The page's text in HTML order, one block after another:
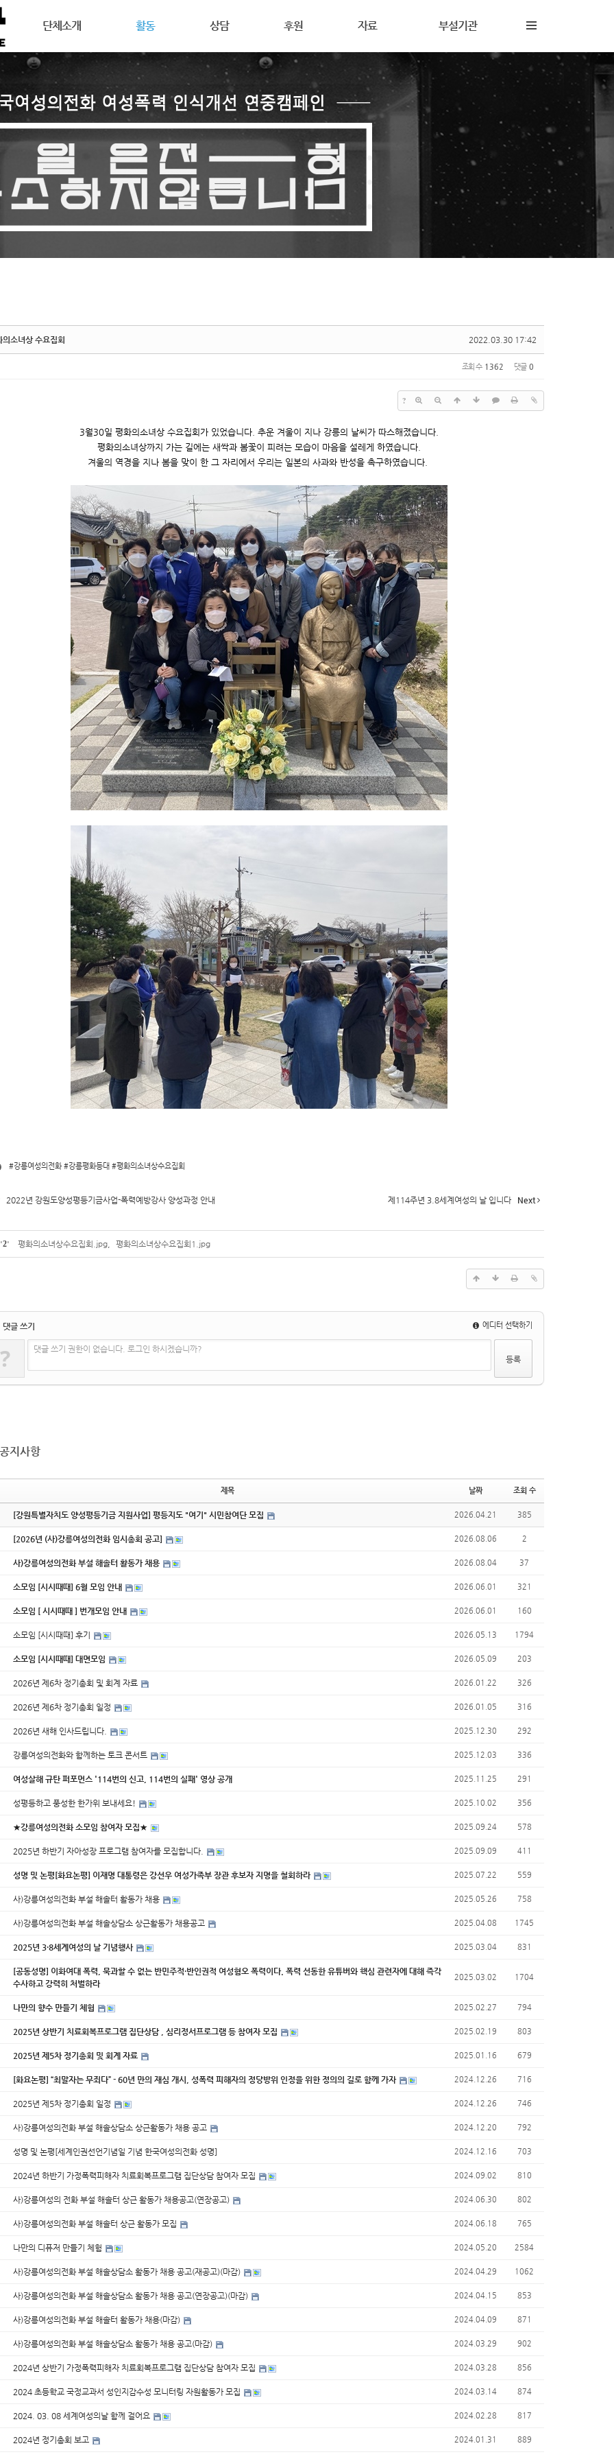
단체소개
강릉여성의전화는
목표
조직도
오시는길
활동
캠페인
상담
상담안내
여성주의상담이란
온라인 상담
후원
후원안내
회원활동
자원활동
자료
재정보고
갤러리
부설기관
해솔상담소
2022.03.30 17:42
의소녀상 수요집회
조회 수 1362 댓글 0
?
3월30일 평화의소녀상 수요집회가 있었습니다. 추운 겨울이 지나 강릉의 날씨가 따스해졌습니다.
평화의소녀상까지 가는 길에는 새싹과 봄꽃이 피려는 모습이 마음을 설레게 하였습니다.
겨울의 역경을 지나 봄을 맞이 한 그 자리에서 우리는 일본의 사과와 반성을 촉구하였습니다.
#강릉여성의전화 #강릉평화등대 #평화의소녀상수요집회
2022년 강원도양성평등기금사업-폭력예방강사 양성과정 안내 제114주년 3.8세계여성의 날 입니다 Next
'2' 평화의소녀상수요집회.jpg, 평화의소녀상수요집회1.jpg
댓글 쓰기 에디터 선택하기
? 댓글 쓰기 권한이 없습니다. 로그인 하시겠습니까?
공지사항
제목 날짜 조회 수
[강원특별자치도 양성평등기금 지원사업] 평등지도 "여기" 시민참여단 모집 2026.04.21 385
[2026년 (사)강릉여성의전화 임시총회 공고] 2026.08.06 2
사)강릉여성의전화 부설 해솔터 활동가 채용 2026.08.04 37
소모임 [시시때때] 6월 모임 안내 2026.06.01 321
소모임 [ 시시때때 ] 번개모임 안내 2026.06.01 160
소모임 [시시때때] 후기 2026.05.13 1794
소모임 [시시때때] 대면모임 2026.05.09 203
2026년 제6차 정기총회 및 회계 자료 2026.01.22 326
2026년 제6차 정기총회 일정 2026.01.05 316
2026년 새해 인사드립니다. 2025.12.30 292
강릉여성의전화와 함께하는 토크 콘서트 2025.12.03 336
여성살해 규탄 퍼포먼스 '114번의 신고, 114번의 실패' 영상 공개 2025.11.25 291
성평등하고 풍성한 한가위 보내세요! 2025.10.02 356
★강릉여성의전화 소모임 참여자 모집★ 2025.09.24 578
2025년 하반기 자아성장 프로그램 참여자를 모집합니다. 2025.09.09 411
성명 및 논평[화요논평] 이재명 대통령은 강선우 여성가족부 장관 후보자 지명을 철회하라 2025.07.22 559
사)강릉여성의전화 부설 해솔터 활동가 채용 2025.05.26 758
사)강릉여성의전화 부설 해솔상담소 상근활동가 채용공고 2025.04.08 1745
2025년 3·8세계여성의 날 기념행사 2025.03.04 831
[공동성명] 이화여대 폭력, 묵과할 수 없는 반민주적·반인권적 여성혐오 폭력이다. 폭력 선동한 유튜버와 핵심 관련자에 대해 즉각
수사하고 강력히 처벌하라
2025.03.02 1704
나만의 향수 만들기 체험 2025.02.27 794
2025년 상반기 치료회복프로그램 집단상담 , 심리정서프로그램 등 참여자 모집 2025.02.19 803
2025년 제5차 정기총회 및 회계 자료 2025.01.16 679
[화요논평] “최말자는 무죄다” - 60년 만의 재심 개시, 성폭력 피해자의 정당방위 인정을 위한 정의의 길로 함께 가자 2024.12.26 716
2025년 제5차 정기총회 일정 2024.12.26 746
사)강릉여성의전화 부설 해솔상담소 상근활동가 채용 공고 2024.12.20 792
성명 및 논평[세계인권선언기념일 기념 한국여성의전화 성명] 2024.12.16 703
2024년 하반기 가정폭력피해자 치료회복프로그램 집단상담 참여자 모집 2024.09.02 810
사)강릉여성의 전화 부설 해솔터 상근 활동가 채용공고(연장공고) 2024.06.30 802
사)강릉여성의전화 부설 해솔터 상근 활동가 모집 2024.06.18 765
나만의 디퓨저 만들기 체험 2024.05.20 2584
사)강릉여성의전화 부설 해솔상담소 활동가 채용 공고(재공고)(마감) 2024.04.29 1062
사)강릉여성의전화 부설 해솔상담소 활동가 채용 공고(연장공고)(마감) 2024.04.15 853
사)강릉여성의전화 부설 해솔터 활동가 채용(마감) 2024.04.09 871
사)강릉여성의전화 부설 해솔상담소 활동가 채용 공고(마감) 2024.03.29 902
2024년 상반기 가정폭력피해자 치료회복프로그램 집단상담 참여자 모집 2024.03.28 856
2024 초등학교 국정교과서 성인지감수성 모니터링 자원활동가 모집 2024.03.14 874
2024. 03. 08 세계여성의날 함께 걸어요 2024.02.28 817
2024년 정기총회 보고 2024.01.31 889